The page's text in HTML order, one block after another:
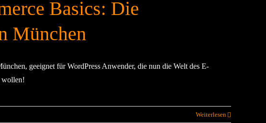
Basics: Die
München
geeignet für WordPress Anwender, die nun die Welt des E-
wollen!
Weiterlesen